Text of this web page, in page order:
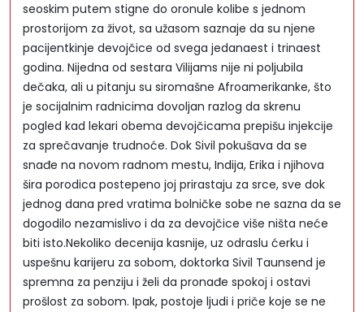
seoskim putem stigne do oronule kolibe s jednom
prostorijom za život, sa užasom saznaje da su njene
pacijentkinje devojčice od svega jedanaest i trinaest
godina. Nijedna od sestara Vilijams nije ni poljubila
dečaka, ali u pitanju su siromašne Afroamerikanke, što
je socijalnim radnicima dovoljan razlog da skrenu
pogled kad lekari obema devojčicama prepišu injekcije
za sprečavanje trudnoće. Dok Sivil pokušava da se
snađe na novom radnom mestu, Indija, Erika i njihova
šira porodica postepeno joj prirastaju za srce, sve dok
jednog dana pred vratima bolničke sobe ne sazna da se
dogodilo nezamislivo i da za devojčice više ništa neće
biti isto.Nekoliko decenija kasnije, uz odraslu ćerku i
uspešnu karijeru za sobom, doktorka Sivil Taunsend je
spremna za penziju i želi da pronađe spokoj i ostavi
prošlost za sobom. Ipak, postoje ljudi i priče koje se ne